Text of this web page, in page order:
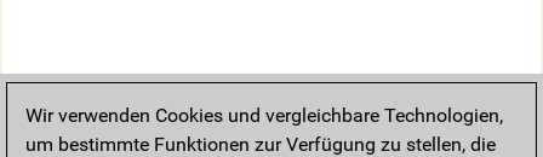
Wir verwenden Cookies und vergleichbare Technologien,
um bestimmte Funktionen zur Verfügung zu stellen, die